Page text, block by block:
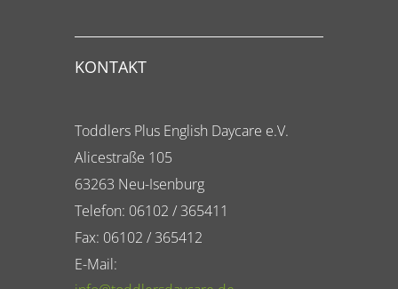
KONTAKT
Toddlers Plus English Daycare e.V.
Alicestraße 105
63263 Neu-Isenburg
Telefon: 06102 / 365411
Fax: 06102 / 365412
E-Mail: